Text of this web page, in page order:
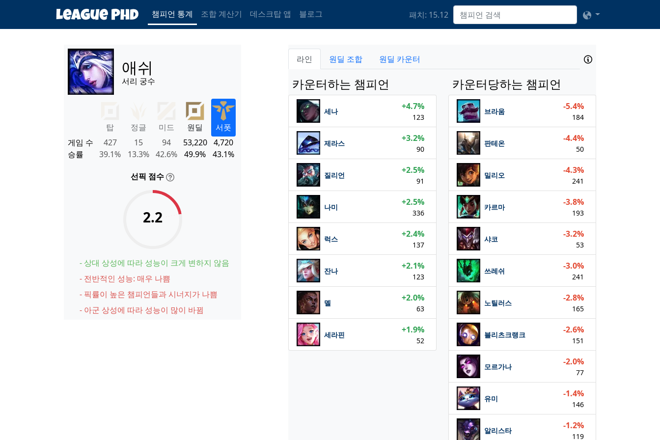
챔피언 통계 조합 계산기 데스크탑 앱 블로그 패치: 15.12
애쉬
서리 궁수
탑 정글 미드 원딜
서폿
게임 수
427 15 94 53,220
4,720
승률
39.1% 13.3% 42.6% 49.9% 43.1%
선픽 점수
2.2
- 상대 상성에 따라 성능이 크게 변하지 않음
- 전반적인 성능: 매우 나쁨
- 픽률이 높은 챔피언들과 시너지가 나쁨
- 아군 상성에 따라 성능이 많이 바뀜
라인 원딜 조합 원딜 카운터
카운터하는 챔피언
세나 +4.7%
123
제라스 +3.2%
90
질리언 +2.5%
91
나미 +2.5%
336
럭스 +2.4%
137
잔나 +2.1%
123
멜 +2.0%
63
세라핀 +1.9%
52
카운터당하는 챔피언
브라움 -5.4%
184
판테온 -4.4%
50
밀리오 -4.3%
241
카르마 -3.8%
193
샤코 -3.2%
53
쓰레쉬 -3.0%
241
노틸러스 -2.8%
165
블리츠크랭크 -2.6%
151
모르가나 -2.0%
77
유미 -1.4%
146
알리스타 -1.2%
119